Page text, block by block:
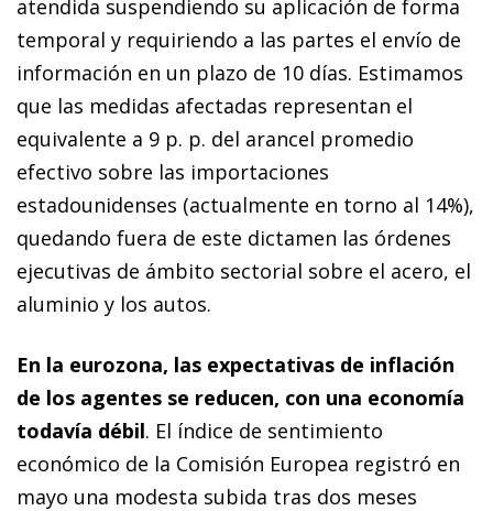
atendida suspendiendo su aplicación de forma
temporal y requiriendo a las partes el envío de
información en un plazo de 10 días. Estimamos
que las medidas afectadas representan el
equivalente a 9 p. p. del arancel promedio
efectivo sobre las importaciones
estadounidenses (actualmente en torno al 14%),
quedando fuera de este dictamen las órdenes
ejecutivas de ámbito sectorial sobre el acero, el
aluminio y los autos.
En la eurozona, las expectativas de inflación
de los agentes se reducen, con una economía
todavía débil. El índice de sentimiento
económico de la Comisión Europea registró en
mayo una modesta subida tras dos meses